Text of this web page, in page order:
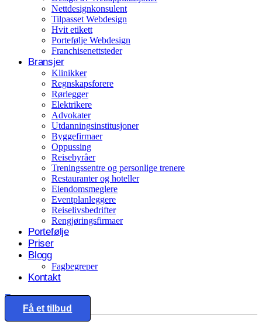
Nettdesignkonsulent
Tilpasset Webdesign
Hvit etikett
Portefølje Webdesign
Franchisenettsteder
Bransjer
Klinikker
Regnskapsforere
Rørlegger
Elektrikere
Advokater
Utdanningsinstitusjoner
Byggefirmaer
Oppussing
Reisebyråer
Treningssentre og personlige trenere
Restauranter og hoteller
Eiendomsmeglere
Eventplanleggere
Reiselivsbedrifter
Rengjøringsfirmaer
Portefølje
Priser
Blogg
Fagbegreper
Kontakt
Eng
Få et tilbud